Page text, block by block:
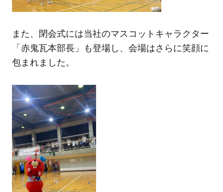
また、閉会式には当社のマスコットキャラクター
「赤鬼瓦本部長」も登場し、会場はさらに笑顔に
包まれました。